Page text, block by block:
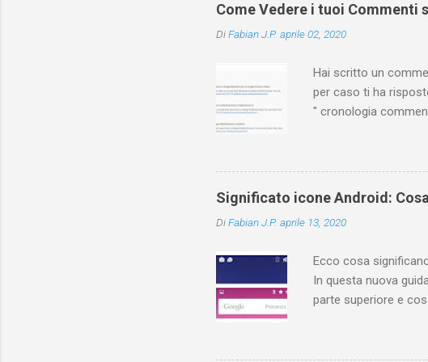
Come Vedere i tuoi Commenti
DiFabian J.P. aprile 02, 2020
Hai scritto un
per caso ti ha
" cronologia
dove trovare i
Ovviamente la
di YouTube perché
Vediamo quindi
YouTuber e magari
Significato icone Android:
DiFabian J.P. aprile 13, 2020
Ecco cosa
In questa nuova
parte superiore e
cosa significano.
differente e